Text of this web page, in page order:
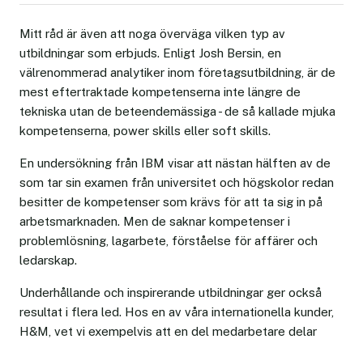
Mitt råd är även att noga överväga vilken typ av
utbildningar som erbjuds. Enligt Josh Bersin, en
välrenommerad analytiker inom företagsutbildning, är de
mest eftertraktade kompetenserna inte längre de
tekniska utan de beteendemässiga - de så kallade mjuka
kompetenserna, power skills eller soft skills.
En undersökning från IBM visar att nästan hälften av de
som tar sin examen från universitet och högskolor redan
besitter de kompetenser som krävs för att ta sig in på
arbetsmarknaden. Men de saknar kompetenser i
problemlösning, lagarbete, förståelse för affärer och
ledarskap.
Underhållande och inspirerande utbildningar ger också
resultat i flera led. Hos en av våra internationella kunder,
H&M, vet vi exempelvis att en del medarbetare delar